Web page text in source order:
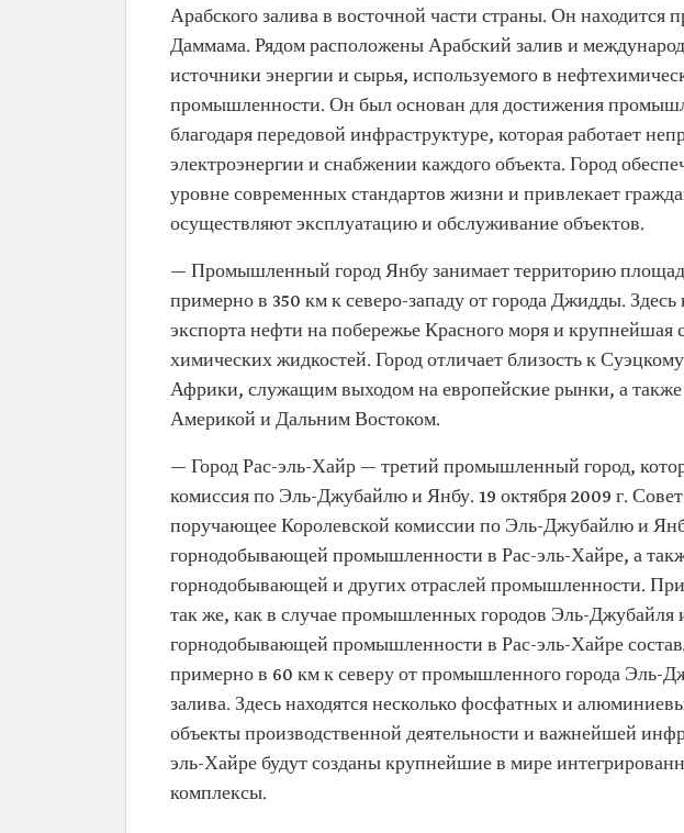
Арабского залива в восточной части страны. Он находится
Даммама. Рядом расположены Арабский залив и
источники энергии и сырья, используемого в
промышленности. Он был основан для достижения
благодаря передовой инфраструктуре, которая работает
электроэнергии и снабжении каждого объекта. Город
уровне современных стандартов жизни и привлекает
осуществляют эксплуатацию и обслуживание объектов.
— Промышленный город Янбу занимает территорию
примерно в 350 км к северо-западу от города Джидды.
экспорта нефти на побережье Красного моря и крупнейшая
химических жидкостей. Город отличает близость к
Африки, служащим выходом на европейские рынки, а
Америкой и Дальним Востоком.
— Город Рас-эль-Хайр — третий промышленный город,
комиссия по Эль-Джубайлю и Янбу. 19 октября 2009 г.
поручающее Королевской комиссии по Эль-Джубайлю и
горнодобывающей промышленности в Рас-эль-Хайре, а
горнодобывающей и других отраслей промышленности.
так же, как в случае промышленных городов Эль-Джубайля
горнодобывающей промышленности в Рас-эль-Хайре
примерно в 60 км к северу от промышленного города Эль-
залива. Здесь находятся несколько фосфатных и
объекты производственной деятельности и важнейшей
эль-Хайре будут созданы крупнейшие в мире
комплексы.